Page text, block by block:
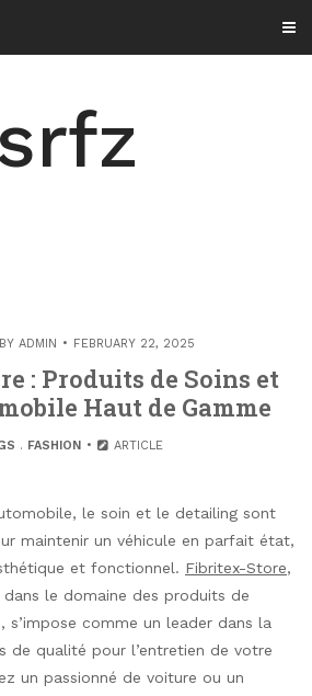
ADMIN FEBRUARY 22, 2025
: Produits de Soins et
Haut de Gamme
. FASHION ARTICLE
le soin et le detailing sont
maintenir un véhicule en parfait état,
et fonctionnel. Fibritex-Store,
le domaine des produits de
s’impose comme un leader dans la
de qualité pour l’entretien de votre
un passionné de voiture ou un